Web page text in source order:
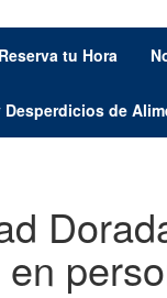
Reserva tu Hora
Desperdicios de